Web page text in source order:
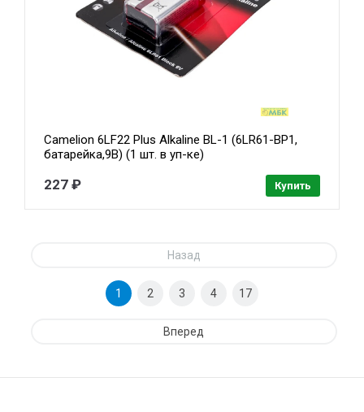
Camelion 6LF22 Plus Alkaline BL-1 (6LR61-BP1,
батарейка,9В) (1 шт. в уп-ке)
227 ₽ Купить
Назад
1 2 3 4 17
Вперед